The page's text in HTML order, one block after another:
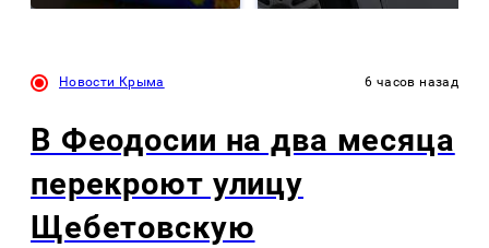
Новости Крыма 6 часов назад
В Феодосии на два месяца
перекроют улицу
Щебетовскую